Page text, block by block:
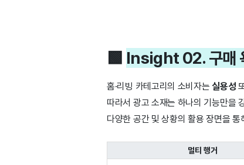
🟩 Insight 02. 구매
홈·리빙 카테고리의 소비자는실용성
따라서 광고 소재는 하나의 기능만을
다양한 공간 및 상황의 활용 장면을 통
멀티 행거